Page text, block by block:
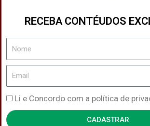
RECEBA CONTÉUDOS
Nome
Email
Política
de
Li e Concordo com a política de
CADASTRAR